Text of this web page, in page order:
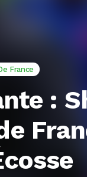
France
: